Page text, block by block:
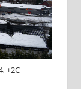
+2C